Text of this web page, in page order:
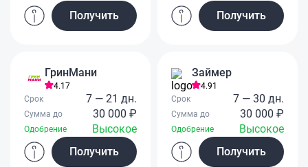
Получить
Получить
ГринМани
4.17
Срок
7 — 21 дн.
Сумма до 30 000 ₽
Одобрение
Высокое
Получить
Займер
4.91
Срок
7 — 30 дн.
Сумма до 30 000 ₽
Одобрение
Высокое
Получить